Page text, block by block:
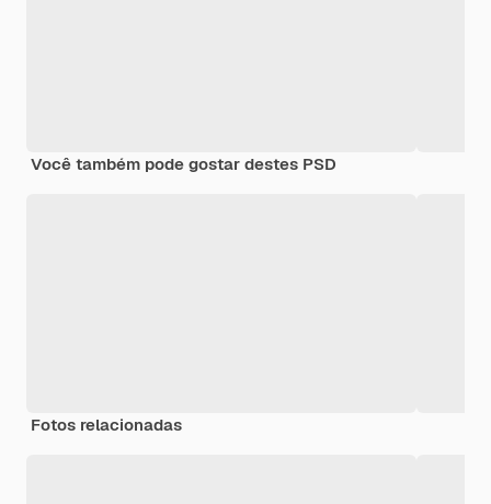
Você também pode gostar destes PSD
Fotos relacionadas